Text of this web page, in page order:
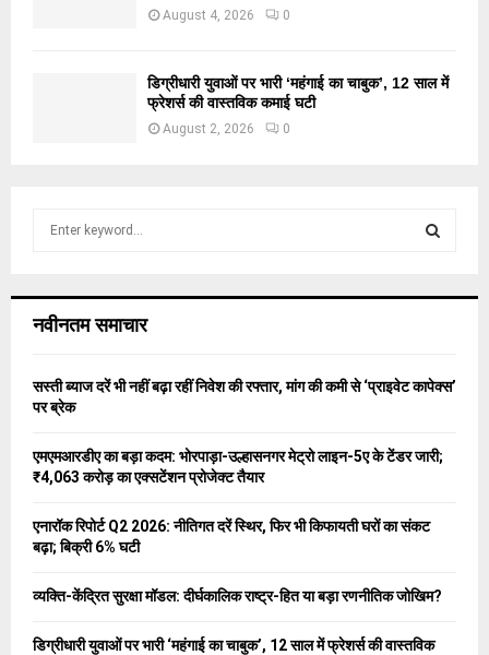
August 4, 2026 0
डिग्रीधारी युवाओं पर भारी ‘महंगाई का चाबुक’, 12 साल में
फ्रेशर्स की वास्तविक कमाई घटी
August 2, 2026 0
h
o
r
C
नवीनतम समाचार
सस्ती ब्याज दरें भी नहीं बढ़ा रहीं निवेश की रफ्तार, मांग की कमी से ‘प्राइवेट कापेक्स’
पर ब्रेक
एमएमआरडीए का बड़ा कदम: भोरपाड़ा-उल्हासनगर मेट्रो लाइन-5ए के टेंडर जारी;
₹4,063 करोड़ का एक्सटेंशन प्रोजेक्ट तैयार
एनारॉक रिपोर्ट Q2 2026: नीतिगत दरें स्थिर, फिर भी किफायती घरों का संकट
बढ़ा; बिक्री 6% घटी
व्यक्ति-केंद्रित सुरक्षा मॉडल: दीर्घकालिक राष्ट्र-हित या बड़ा रणनीतिक जोखिम?
डिग्रीधारी युवाओं पर भारी ‘महंगाई का चाबुक’, 12 साल में फ्रेशर्स की वास्तविक